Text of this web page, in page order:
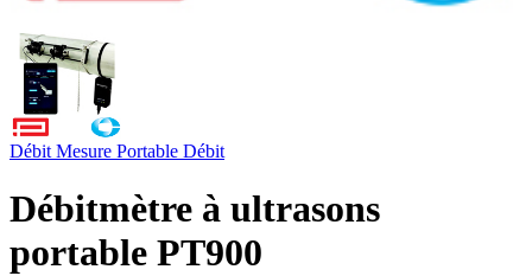
Débit Mesure Portable Débit
Débitmètre à ultrasons
portable PT900